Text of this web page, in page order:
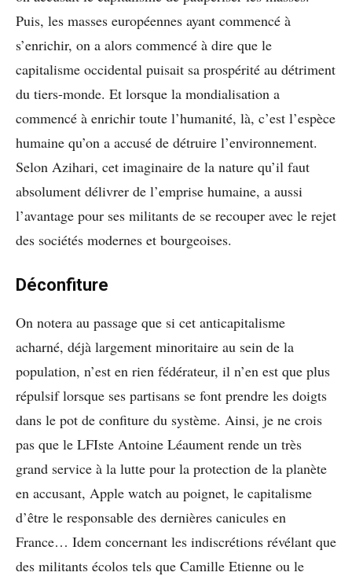
Puis, les masses européennes ayant commencé à
s’enrichir, on a alors commencé à dire que le
capitalisme occidental puisait sa prospérité au détriment
du tiers-monde. Et lorsque la mondialisation a
commencé à enrichir toute l’humanité, là, c’est l’espèce
humaine qu’on a accusé de détruire l’environnement.
Selon Azihari, cet imaginaire de la nature qu’il faut
absolument délivrer de l’emprise humaine, a aussi
l’avantage pour ses militants de se recouper avec le rejet
des sociétés modernes et bourgeoises.
Déconfiture
On notera au passage que si cet anticapitalisme
acharné, déjà largement minoritaire au sein de la
population, n’est en rien fédérateur, il n’en est que plus
répulsif lorsque ses partisans se font prendre les doigts
dans le pot de confiture du système. Ainsi, je ne crois
pas que le LFIste Antoine Léaument rende un très
grand service à la lutte pour la protection de la planète
en accusant, Apple watch au poignet, le capitalisme
d’être le responsable des dernières canicules en
France… Idem concernant les indiscrétions révélant que
des militants écolos tels que Camille Etienne ou le